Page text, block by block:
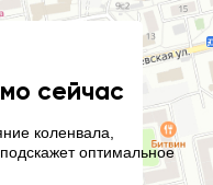
сейчас
коленвала,
оптимальное